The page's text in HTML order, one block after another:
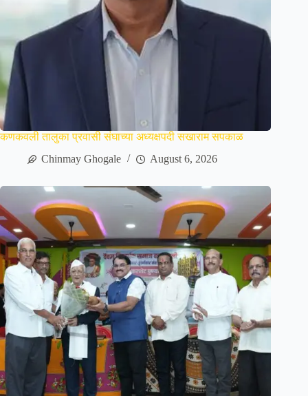
कणकवली तालुका प्रवासी संघाच्या अध्यक्षपदी सखाराम सपकाळ
Chinmay Ghogale
August 6, 2026